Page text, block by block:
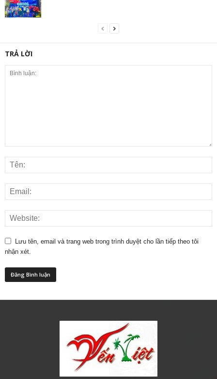
TRẢ LỜI
Lưu tên, email và trang web trong trình duyệt cho lần tiếp theo tôi
nhận xét.